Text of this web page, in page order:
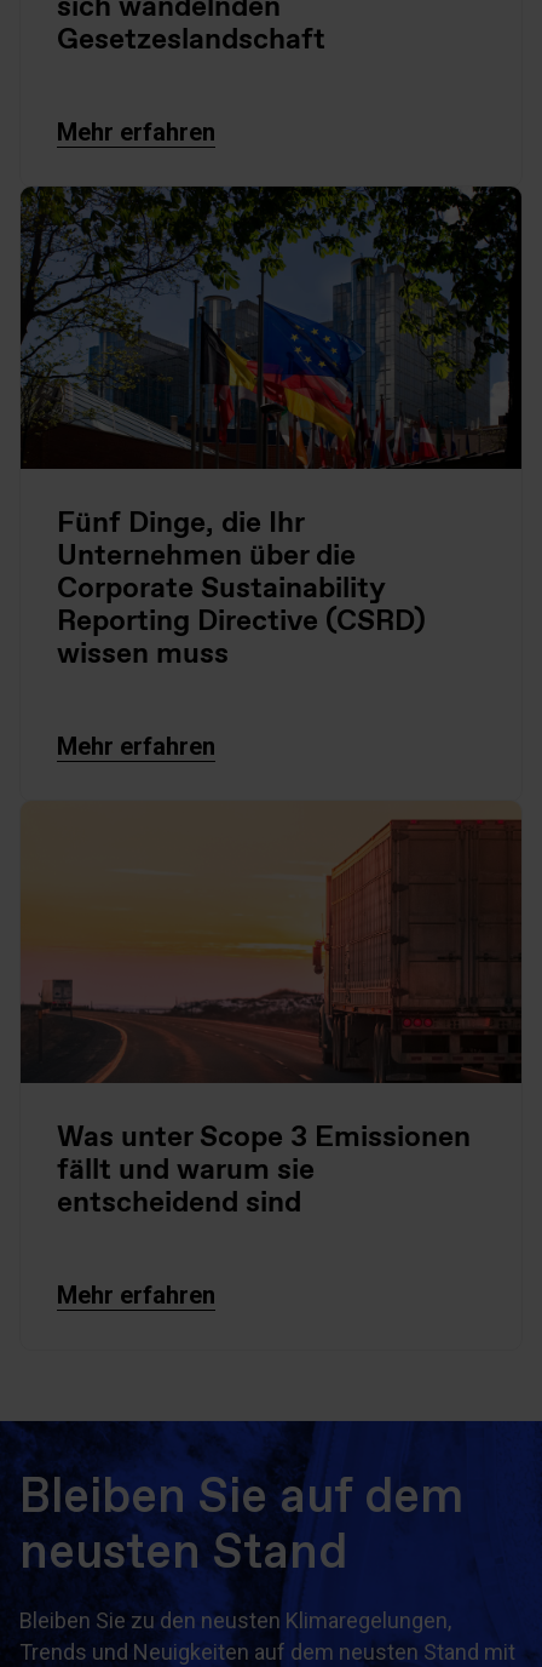
Gesetzeslandschaft
Mehr erfahren
Fünf Dinge, die Ihr
Unternehmen über die
Corporate Sustainability
Reporting Directive (CSRD)
wissen muss
Mehr erfahren
Was unter Scope 3 Emissionen
fällt und warum sie
entscheidend sind
Mehr erfahren
Bleiben Sie auf dem
neusten Stand
Bleiben Sie zu den neusten Klimaregelungen,
Trends und Neuigkeiten auf dem neusten Stand mit